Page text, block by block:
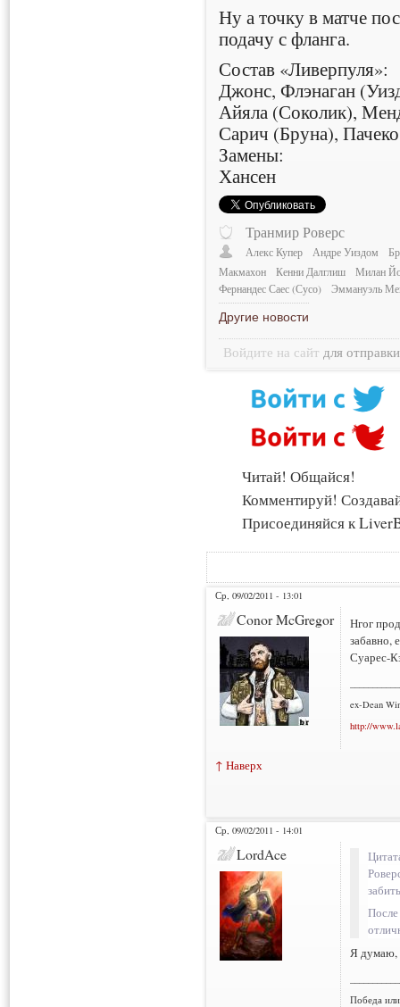
Ну а точку в матче
подачу с фланга.
Состав «Ливерпуля»:
Джонс, Флэнаган
Айяла (Соколик),
Сарич (Бруна),
Замены:
Хансен
Транмир Роверс
Алекс Купер Андре Уиздом
Макмахон
Кенни Далглиш
Милан
Фернандес Саес (Сусо)
Эммануэль
Другие новости
Войдите на сайт для
Читай! Общайся!
Комментируй!
Присоединяйся к
Ср, 09/02/2011 - 13:01
Conor McGregor
Нгог
забавно,
Суарес-
ex-Dean
http://
↑ Наверх
Ср, 09/02/2011 - 14:01
LordAce
Я думаю,
Победа